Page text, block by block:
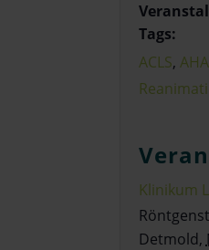
Tags:
ACLS, AHA
Klinikum
Detmold,